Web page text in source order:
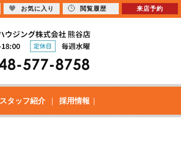
スタッフ紹介 採用情報
お気に入り 閲覧履歴 来店予約